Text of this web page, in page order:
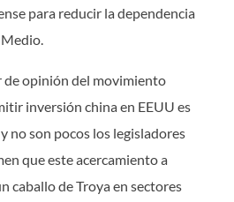
para reducir la dependencia
de opinión del movimiento
inversión china en EEUU es
no son pocos los legisladores
que este acercamiento a
caballo de Troya en sectores